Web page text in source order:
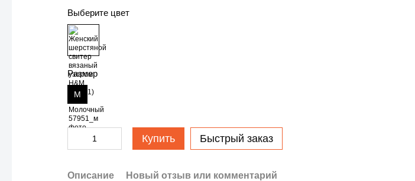
Выберите цвет
Размер
М
Купить Быстрый заказ
Описание Новый отзыв или комментарий